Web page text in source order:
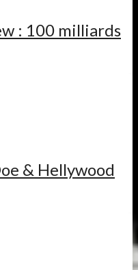
: 100 milliards
& Hellywood